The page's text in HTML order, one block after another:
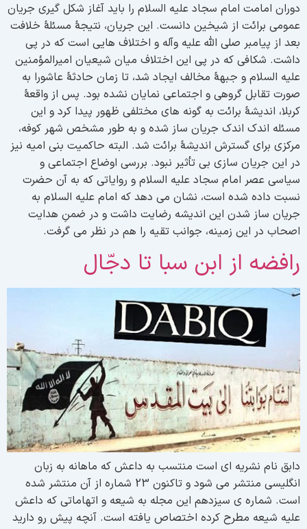
امامت امام سجاد علیه السلام را باید آغاز شکل گیری جریان
برائت از شیخین دانست. این جریان، نتیجۀ مسئلۀ خلافت
از پیامبر صلی الله علیه وآله و اختلاف هایی است که در پی
شکافی که در پی این اختلاف میان شیعیان امیرالمؤمنین
السلام و جبهۀ مخالف ایجاد شد، تا زمان حادثۀ عاشورا به
تقابل گروهی و اجتماعی نمایان نشده بود. پس از واقعۀ
اندیشۀ برائت به گونه های مختلفی ظهور پیدا کرد و این
اندک اندک جریان ساز شده و به طور مشخص شهر کوفه،
برای گسترش اندیشۀ برائت شد. البته حاکمیت بنی امیه نیز
این جریان سازی بی تأثیر نبود. بررسی اوضاع اجتماعی و
عصر امام سجاد علیه السلام و روایاتی که به آن حضرت
داده شده است، نشان می دهد که امام علیه السلام به
ساز شدن این اندیشه رضایت داشت و در ضمنِ هدایت
در این زمینه، جوانب تقیه را هم در نظر می گرفت.
از ابن سبا تا دجّال
نام نشریه ای است منتسب به داعش که ماهانه به زبان
انگلیسی منتشر می شود و تاکنون 23 شماره از آن منتشر شده
شماره ی سیزدهم این مجله به شیعه و اتهاماتی که داعش
شیعه مطرح کرده اختصاص یافته است. آنچه پیش رو دارید